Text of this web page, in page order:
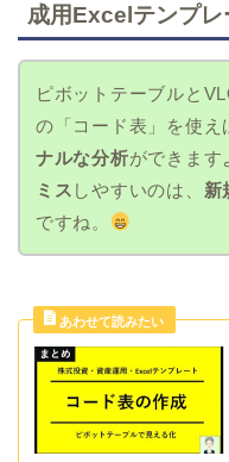
成用Excelテンプレ
ピボットテーブルと
の「コード表」を使え
ナルな分析ができます
ミス しやすいのは、 新
ですね。